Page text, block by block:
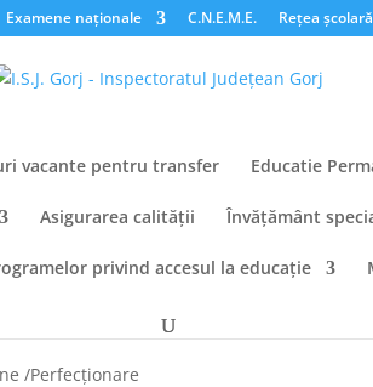
Examene naționale C.N.E.M.E. Rețea școlară
vacante pentru transfer Educatie
Asigurarea calității Învățământ
privind accesul la educație
/Perfecționare